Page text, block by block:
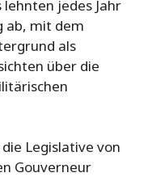
jedes Jahr
ab, mit dem
als
über die
Legislative von
Gouverneur